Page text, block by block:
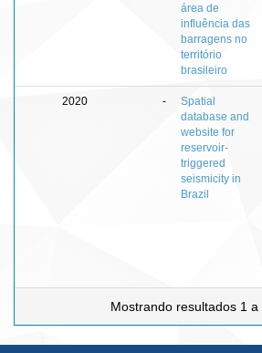
área de
influência das
barragens no
território
brasileiro
2020 -
Spatial
database and
website for
reservoir-
triggered
seismicity in
Brazil
Mostrando resultados 1 a